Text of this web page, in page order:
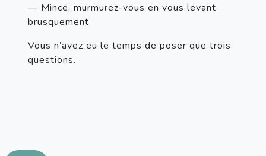
— Mince, murmurez-vous en vous levant
brusquement.
Vous n’avez eu le temps de poser que trois
questions.